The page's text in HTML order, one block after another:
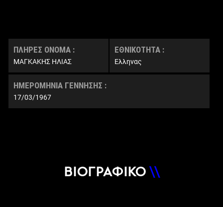
ΠΛΗΡΕΣ ΟΝΟΜΑ :
ΜΑΓΚΑΚΗΣ ΗΛΙΑΣ
ΕΘΝΙΚΟΤΗΤΑ :
Έλληνας
ΗΜΕΡΟΜΗΝΙΑ ΓΕΝΝΗΣΗΣ :
17/03/1967
ΒΙΟΓΡΑΦΙΚΟ\\